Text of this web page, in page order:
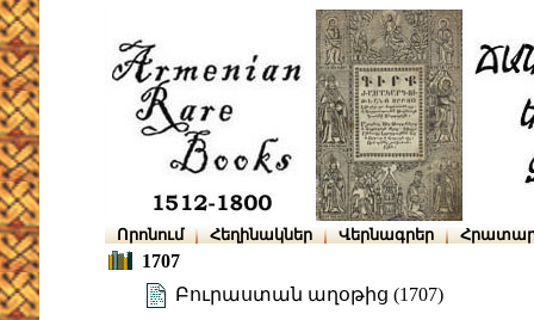
Որոնում Հեղինակներ Վերնագրեր
1707
Բուրաստան աղօթից (1707)